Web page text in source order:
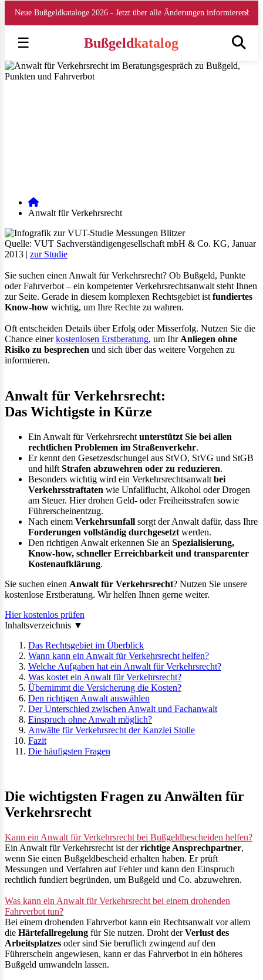
Neue Bußgeldkataloge 2026 - Jetzt über alle Änderungen informieren!
×
☰ Bußgeldkatalog
Anwalt für Verkehrsrecht
Quelle: VUT Sachverständigengesellschaft mbH & Co. KG, Januar
2013 | zur Studie
Sie suchen einen Anwalt für Verkehrsrecht? Ob Bußgeld, Punkte
oder Fahrverbot – ein kompetenter Verkehrsrechtsanwalt steht Ihnen
zur Seite. Gerade in diesem komplexen Rechtsgebiet ist fundiertes
Know-how wichtig, um Ihre Rechte zu wahren.
Oft entscheiden Details über Erfolg oder Misserfolg. Nutzen Sie die
Chance einerkostenlosen Erstberatung, um Ihr Anliegen ohne
Risiko zu besprechen und sich über das weitere Vorgehen zu
informieren.
Anwalt für Verkehrsrecht:
Das Wichtigste in Kürze
Ein Anwalt für Verkehrsrecht unterstützt Sie bei allen
rechtlichen Problemen im Straßenverkehr.
Er kennt den Gesetzesdschungel aus StVO, StVG und StGB
und hilft Strafen abzuwehren oder zu reduzieren.
Besonders wichtig wird ein Verkehrsrechtsanwalt bei
Verkehrsstraftaten wie Unfallflucht, Alkohol oder Drogen
am Steuer. Hier drohen Geld- oder Freiheitsstrafen sowie
Führerscheinentzug.
Nach einem Verkehrsunfall sorgt der Anwalt dafür, dass Ihre
Forderungen vollständig durchgesetzt werden.
Den richtigen Anwalt erkennen Sie an Spezialisierung,
Know-how, schneller Erreichbarkeit und transparenter
Kostenaufklärung.
Sie suchen einen Anwalt für Verkehrsrecht? Nutzen Sie unsere
kostenlose Erstberatung. Wir helfen Ihnen gerne weiter.
Hier kostenlos prüfen
Inhaltsverzeichnis ▼
Das Rechtsgebiet im Überblick
Wann kann ein Anwalt für Verkehrsrecht helfen?
Welche Aufgaben hat ein Anwalt für Verkehrsrecht?
Was kostet ein Anwalt für Verkehrsrecht?
Übernimmt die Versicherung die Kosten?
Den richtigen Anwalt auswählen
Der Unterschied zwischen Anwalt und Fachanwalt
Einspruch ohne Anwalt möglich?
Anwälte für Verkehrsrecht der Kanzlei Stolle
Fazit
Die häufigsten Fragen
Die wichtigsten Fragen zu Anwälten für
Verkehrsrecht
Kann ein Anwalt für Verkehrsrecht bei Bußgeldbescheiden helfen?
Ein Anwalt für Verkehrsrecht ist derrichtige Ansprechpartner,
wenn Sie einen Bußgeldbescheid erhalten haben. Er prüft
Messungen und Verfahren auf Fehler und kann den Einspruch
rechtlich fundiert begründen, um Bußgeld und Co. abzuwehren.
Was kann ein Anwalt für Verkehrsrecht bei einem drohenden
Fahrverbot tun?
Bei einem drohenden Fahrverbot kann ein Rechtsanwalt vor allem
die Härtefallregelung für Sie nutzen. Droht derVerlust des
Arbeitsplatzes oder sind Sie beruflich zwingend auf den
Führerschein angewiesen, kann er das Fahrverbot in ein höheres
Bußgeld umwandeln lassen.